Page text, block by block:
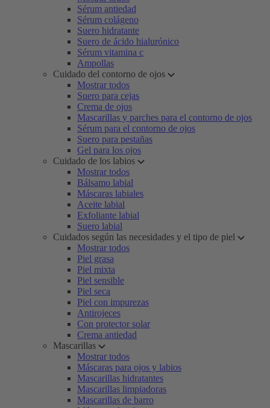
Sérum antiedad
Sérum colágeno
Suero hidratante
Suero de ácido hialurónico
Sérum vitamina c
Ampollas
Cuidado del contorno de ojos
Mostrar todos
Suero para cejas
Crema de ojos
Mascarillas y parches para el contorno de ojos
Sérum para el contorno de ojos
Suero para pestañas
Gel para los ojos
Cuidado de los labios
Mostrar todos
Bálsamo labial
Máscaras labiales
Aceite labial
Exfoliante labial
Suero labial
Cuidados según las necesidades y el tipo de piel
Mostrar todos
Piel grasa
Piel mixta
Piel sensible
Piel seca
Piel con impurezas
Antirojeces
Con protector solar
Crema antiedad
Mascarillas
Mostrar todos
Máscaras para ojos y labios
Mascarillas hidratantes
Mascarillas limpiadoras
Mascarillas de barro